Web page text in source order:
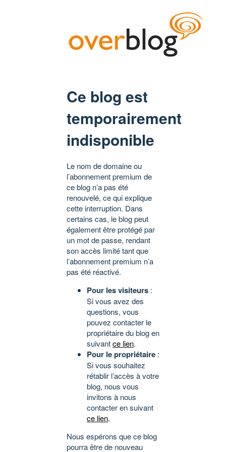
Ce blog est
temporairement
indisponible
Le nom de domaine ou
l’abonnement premium de
ce blog n’a pas été
renouvelé, ce qui explique
cette interruption. Dans
certains cas, le blog peut
également être protégé par
un mot de passe, rendant
son accès limité tant que
l’abonnement premium n’a
pas été réactivé.
Pour les visiteurs :
Si vous avez des
questions, vous
pouvez contacter le
propriétaire du blog en
suivantce lien.
Pour le propriétaire :
Si vous souhaitez
rétablir l’accès à votre
blog, nous vous
invitons à nous
contacter en suivant
ce lien.
Nous espérons que ce blog
pourra être de nouveau